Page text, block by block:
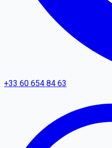
+33 60 654 84 63